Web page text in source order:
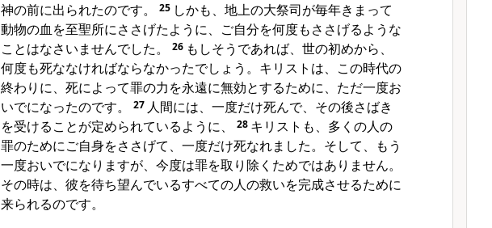
神の前に出られたのです。
25 しかも、地上の大祭司が毎年きまって
動物の血を至聖所にささげたように、ご自分を何度もささげるような
ことはなさいませんでした。
26 もしそうであれば、世の初めから、
何度も死ななければならなかったでしょう。キリストは、この時代の
終わりに、死によって罪の力を永遠に無効とするために、ただ一度お
いでになったのです。
27 人間には、一度だけ死んで、その後さばき
を受けることが定められているように、
28 キリストも、多くの人の
罪のためにご自身をささげて、一度だけ死なれました。そして、もう
一度おいでになりますが、今度は罪を取り除くためではありません。
その時は、彼を待ち望んでいるすべての人の救いを完成させるために
来られるのです。